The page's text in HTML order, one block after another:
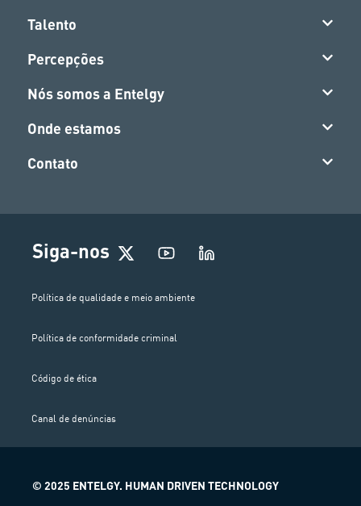
Talento
Percepções
Nós somos a Entelgy
Onde estamos
Contato
Siga-nos
Política de qualidade e meio ambiente
Política de conformidade criminal
Código de ética
Canal de denúncias
© 2025 ENTELGY. HUMAN DRIVEN TECHNOLOGY